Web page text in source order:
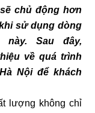
chủ động hơn
sử dụng dòng
Sau đây,
về quá trình
Nội để khách
lượng không chỉ